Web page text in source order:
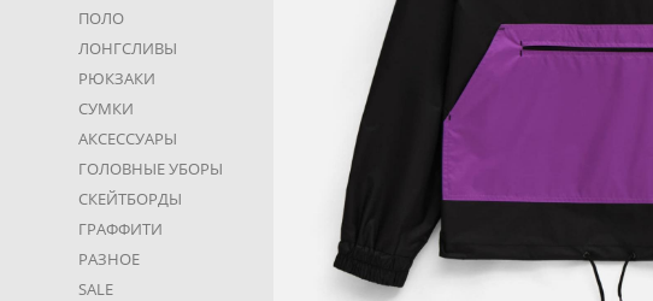
ПОЛО
ЛОНГСЛИВЫ
РЮКЗАКИ
СУМКИ
АКСЕССУАРЫ
ГОЛОВНЫЕ УБОРЫ
СКЕЙТБОРДЫ
ГРАФФИТИ
РАЗНОЕ
SALE